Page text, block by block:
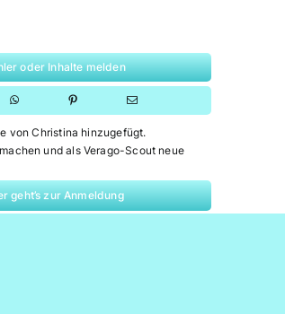
oder Inhalte melden
von Christina hinzugefügt.
und als Verago-Scout neue
geht’s zur Anmeldung